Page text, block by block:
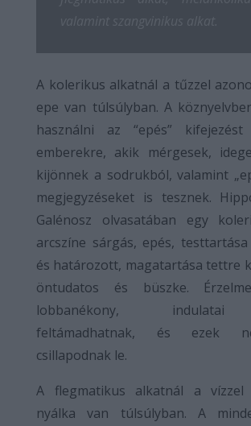
valamint szangvinikus alkat.
A kolerikus alkatnál a tűzzel
epe van túlsúlyban. A
használni az “epés”
emberekre, akik mérgesek,
kijönnek a sodrukból, valamint
megjegyzéseket is tesznek.
Galénosz olvasatában egy
arcszíne sárgás, epés,
és határozott, magatartása tettre
öntudatos és büszke.
lobbanékony,
feltámadhatnak, és ezek
csillapodnak le.
A flegmatikus alkatnál a vízzel
nyálka van túlsúlyban. A